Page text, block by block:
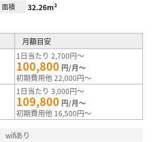
面積 32.26m²
月額目安
1日当たり 2,700円～
100,800 円/月～
初期費用他 22,000円～
1日当たり 3,000円～
109,800 円/月～
初期費用他 16,500円～
wifiあり